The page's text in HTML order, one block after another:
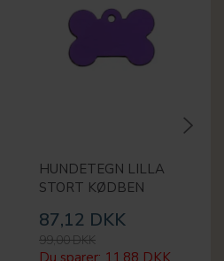
HUNDETEGN LILLA
STORT KØDBEN
87,12 DKK
99,00 DKK